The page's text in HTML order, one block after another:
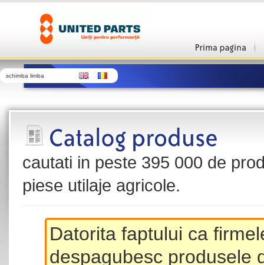
schimba limba
cautati in peste 395 000 de
piese utilaje agricole.
Datorita faptului ca
despagubesc produsele